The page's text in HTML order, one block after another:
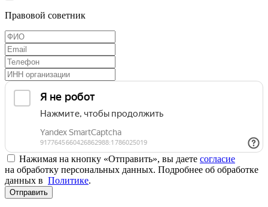
Правовой советник
Нажимая на кнопку «Отправить», вы даете согласие
на обработку персональных данных. Подробнее об обработке
данных в Политике.
Отправить